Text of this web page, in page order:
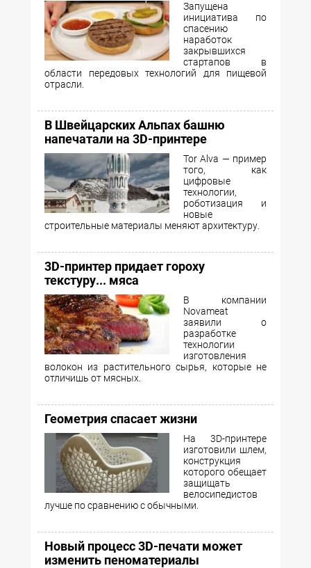
Запущена
инициатива по
спасению
наработок
закрывшихся
стартапов в
области передовых технологий для пищевой
отрасли.
В Швейцарских Альпах башню
напечатали на 3D-принтере
Tor Alva — пример
того, как
цифровые
технологии,
роботизация и
новые
строительные материалы меняют архитектуру.
3D-принтер придает гороху
текстуру... мяса
В компании
Novameat
заявили о
разработке
технологии
изготовления
волокон из растительного сырья, которые не
отличишь от мясных.
Геометрия спасает жизни
На 3D-принтере
изготовили шлем,
конструкция
которого обещает
защищать
велосипедистов
лучше по сравнению с обычными.
Новый процесс 3D-печати может
изменить пеноматериалы